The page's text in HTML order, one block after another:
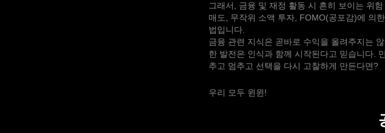
그래서, 금융 및 재정 활동 시 흔히 보이는 위
매도, 무작위 소액 투자, FOMO(공포감)에 의
법입니다.
금융 관련 지식은 곧바로 수익을 올려주지는
한 발전은 인식과 함께 시작된다고 믿습니다.
추고 멈추고 선택을 다시 고찰하게 만든다면?
우리 모두 윈윈!